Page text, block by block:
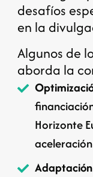
desafíos
en la
Algunos de
aborda la
Horizonte